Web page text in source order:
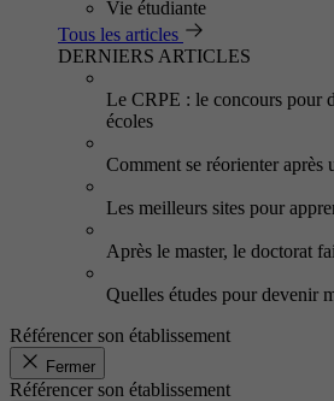
Vie étudiante
Tous les articles
DERNIERS ARTICLES
Le CRPE : le concours pour
écoles
Comment se réorienter après
Les meilleurs sites pour
Après le master, le doctorat
Quelles études pour devenir
Référencer son établissement
Fermer
Référencer son établissement